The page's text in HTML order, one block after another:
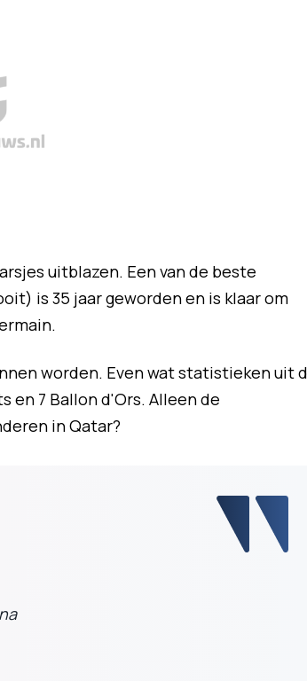
uitblazen. Een van de beste
is 35 jaar geworden en is klaar om
worden. Even wat statistieken uit
en 7 Ballon d'Ors. Alleen de
in Qatar?